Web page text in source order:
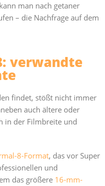
man nach getaner
– die Nachfrage auf dem
verwandte
findet, stößt nicht immer
auch ältere oder
in der Filmbreite und
8-Format, das vor Super
und
das größere 16-mm-